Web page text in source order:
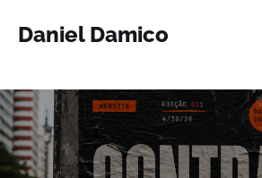
Daniel Damico